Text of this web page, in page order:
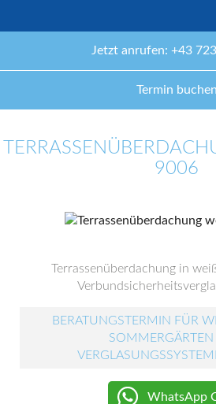
Jetzt anrufen: +43
Termin buchen
006
Terrassenüberdachung in
BERATUNGSTERMIN FÜR
WhatsApp